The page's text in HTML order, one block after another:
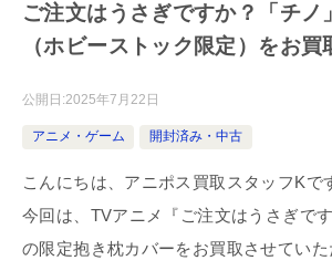
ご注文はうさぎですか？「チノ
（ホビーストック限定）をお買
公開日:2025年7月22日
アニメ・ゲーム 開封済み・中古
こんにちは、アニポス買取スタッフKで
今回は、TVアニメ『ご注文はうさぎで
の限定抱き枕カバーをお買取させてい